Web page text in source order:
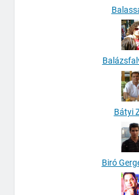
Bátyi
Biró